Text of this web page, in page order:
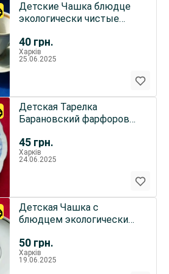
40 грн.
Детские Чашка блюдце
экологически чистые
Харків
25.06.2025
45 грн.
Детская Тарелка
Барановский фарфоровый
Харків
24.06.2025
50 грн.
Детская Чашка с
блюдцем экологически
Харків
19.06.2025